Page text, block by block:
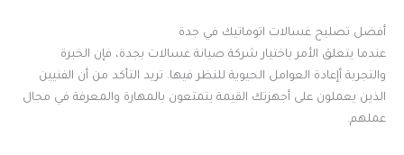
أفضل تصليح غسالات اتوماتيك في جدة
عندما يتعلق الأمر باختيار شركة صيانة غسالات بجدة، فإن الخبرة
والتجربة أإعادة العوامل الحيوية للنظر فيها. تريد التأكد من أن الفنيين
الذين يعملون على أجهزتك القيمة يتمتعون بالمهارة والمعرفة في مجال
عملهم.